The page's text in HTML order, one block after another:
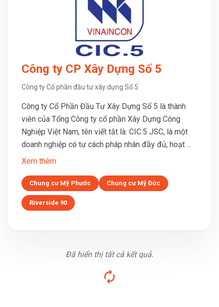
Công ty CP Xây Dựng Số 5
Công ty Cổ phần đầu tư xây dựng Số 5
Công ty Cổ Phần Đầu Tư Xây Dựng Số 5 là thành
viên của Tổng Công ty cổ phần Xây Dựng Công
Nghiệp Việt Nam, tên viết tắt là: CIC.5 JSC, là một
doanh nghiệp có tư cách pháp nhân đầy đủ, hoạt ...
Xem thêm
Chung cư Mỹ Phước Chung cư Mỹ Đức
Riverside 90
Đã hiển thị tất cả kết quả.